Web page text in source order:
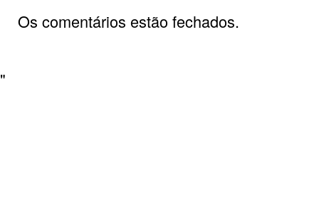
Os comentários estão fechados.
"